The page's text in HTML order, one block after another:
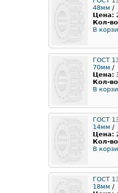
48мм /
Цена:
Кол-
В
ГОСТ
70мм /
Цена:
Кол-
В
ГОСТ
14мм /
Цена:
Кол-
В
ГОСТ
18мм /